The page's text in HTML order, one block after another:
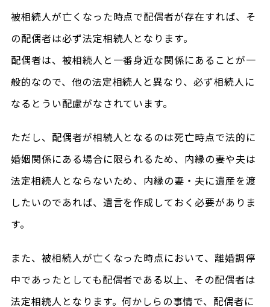
被相続人が亡くなった時点で配偶者が存在すれば、そ
の配偶者は必ず法定相続人となります。
配偶者は、被相続人と一番身近な関係にあることが一
般的なので、他の法定相続人と異なり、必ず相続人に
なるとうい配慮がなされています。
ただし、配偶者が相続人となるのは死亡時点で法的に
婚姻関係にある場合に限られるため、内縁の妻や夫は
法定相続人とならないため、内縁の妻・夫に遺産を渡
したいのであれば、遺言を作成しておく必要がありま
す。
また、被相続人が亡くなった時点において、離婚調停
中であったとしても配偶者である以上、その配偶者は
法定相続人となります。何かしらの事情で、配偶者に